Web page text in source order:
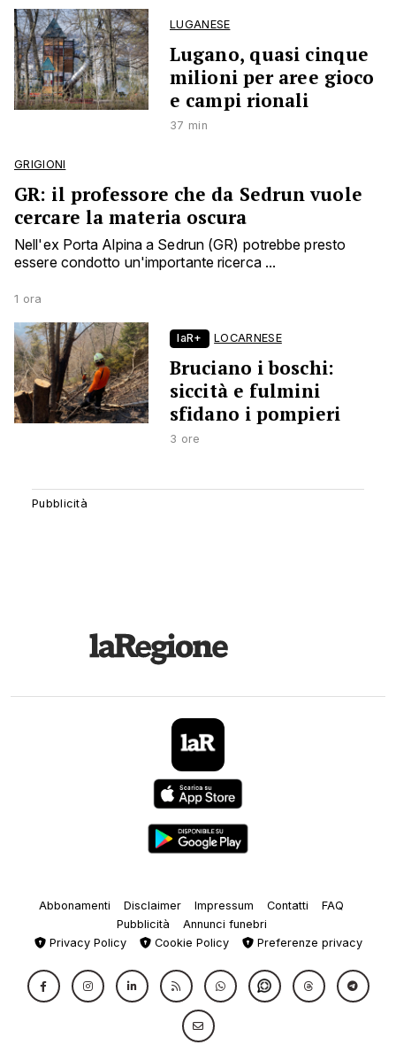
LUGANESE
Lugano, quasi cinque
milioni per aree gioco
e campi rionali
37 min
GRIGIONI
GR: il professore che da Sedrun vuole
cercare la materia oscura
Nell'ex Porta Alpina a Sedrun (GR) potrebbe presto
essere condotto un'importante ricerca ...
1 ora
laR+ LOCARNESE
Bruciano i boschi:
siccità e fulmini
sfidano i pompieri
3 ore
Abbonamenti Disclaimer Impressum Contatti
FAQ
Pubblicità
Annunci funebri
Privacy Policy
Cookie Policy Preferenze privacy